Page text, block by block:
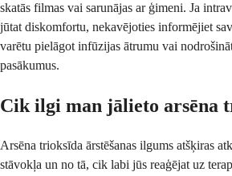
skatās filmas vai sarunājas ar ģimeni. Ja
jūtat diskomfortu, nekavējoties informējiet
varētu pielāgot infūzijas ātrumu vai
pasākumus.
Cik ilgi man jālieto arsēna
Arsēna trioksīda ārstēšanas ilgums atšķiras
stāvokļa un no tā, cik labi jūs reaģējat uz